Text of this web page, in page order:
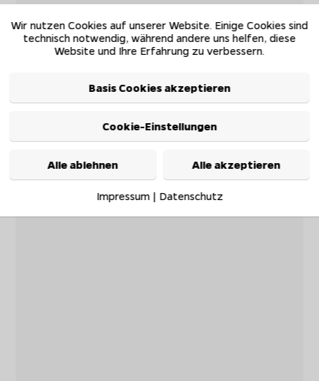
Wir nutzen Cookies auf unserer Website. Einige Cookies sind
technisch notwendig, während andere uns helfen, diese
Website und Ihre Erfahrung zu verbessern.
Basis Cookies akzeptieren
Cookie-Einstellungen
Alle ablehnen Alle akzeptieren
Impressum| Datenschutz